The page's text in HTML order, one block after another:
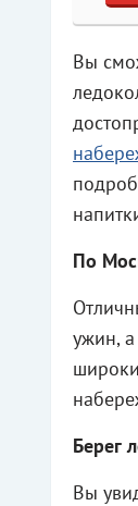
Вы
По
ужин,
Берег
Вы